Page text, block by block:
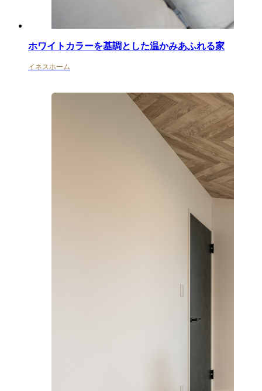
ホワイトカラーを基調とした温かみあふれる家
イネスホーム